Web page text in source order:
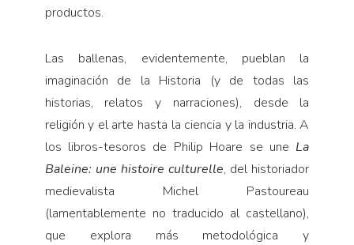
productos.
Las ballenas, evidentemente, pueblan la
imaginación de la Historia (y de todas las
historias, relatos y narraciones), desde la
religión y el arte hasta la ciencia y la industria. A
los libros-tesoros de Philip Hoare se une La
Baleine: une histoire culturelle, del historiador
medievalista Michel Pastoureau
(lamentablemente no traducido al castellano),
que explora más metodológica y